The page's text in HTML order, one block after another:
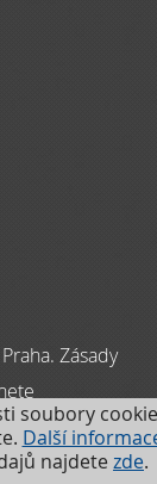
Zásady
soubory
Další
najdetezde.